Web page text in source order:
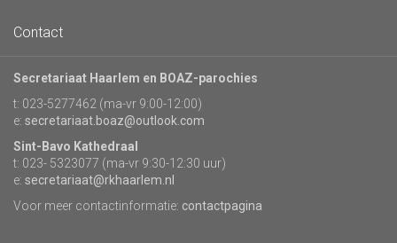
Contact
Secretariaat Haarlem en BOAZ-parochies
t: 023-5277462 (ma-vr 9:00-12:00)
e: secretariaat.boaz@outlook.com
Sint-Bavo Kathedraal
t: 023- 5323077 (ma-vr 9:30-12:30 uur)
e: secretariaat@rkhaarlem.nl
Voor meer contactinformatie: contactpagina